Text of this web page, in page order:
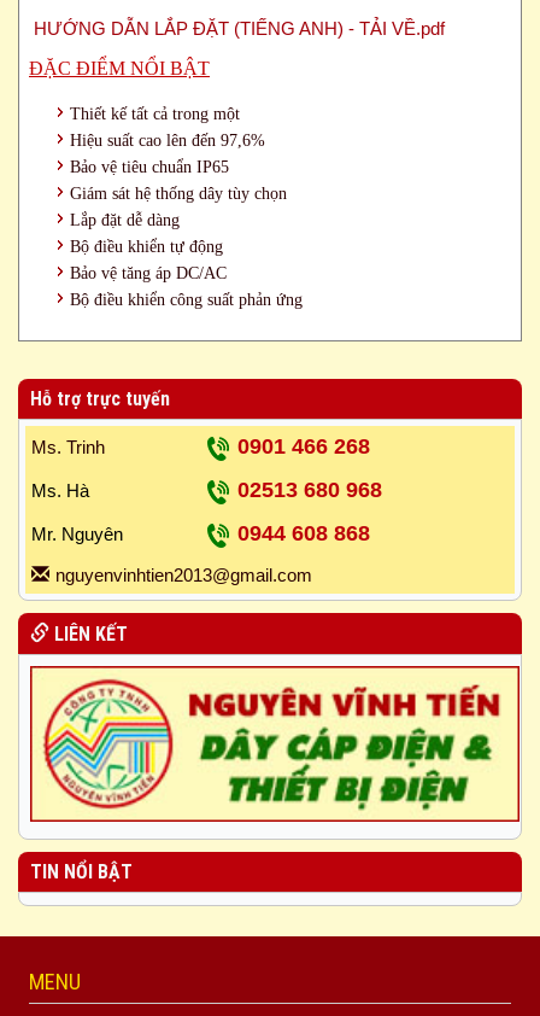
HƯỚNG DẪN LẮP ĐẶT (TIẾNG ANH) - TẢI VỀ.pdf
ĐẶC ĐIỂM NỔI BẬT
Thiết kế tất cả trong một
Hiệu suất cao lên đến 97,6%
Bảo vệ tiêu chuẩn IP65
Giám sát hệ thống dây tùy chọn
Lắp đặt dễ dàng
Bộ điều khiển tự động
Bảo vệ tăng áp DC/AC
Bộ điều khiển công suất phản ứng
Hỗ trợ trực tuyến
Ms. Trinh 0901 466 268
Ms. Hà 02513 680 968
Mr. Nguyên 0944 608 868
nguyenvinhtien2013@gmail.com
LIÊN KẾT
TIN NỔI BẬT
MENU